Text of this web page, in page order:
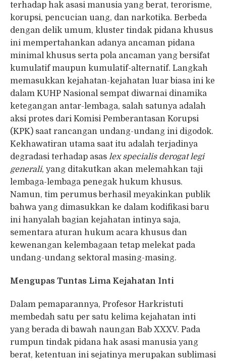
terhadap hak asasi manusia yang berat, terorisme,
korupsi, pencucian uang, dan narkotika. Berbeda
dengan delik umum, kluster tindak pidana khusus
ini mempertahankan adanya ancaman pidana
minimal khusus serta pola ancaman yang bersifat
kumulatif maupun kumulatif-alternatif. Langkah
memasukkan kejahatan-kejahatan luar biasa ini ke
dalam KUHP Nasional sempat diwarnai dinamika
ketegangan antar-lembaga, salah satunya adalah
aksi protes dari Komisi Pemberantasan Korupsi
(KPK) saat rancangan undang-undang ini digodok.
Kekhawatiran utama saat itu adalah terjadinya
degradasi terhadap asas lex specialis derogat legi
generali, yang ditakutkan akan melemahkan taji
lembaga-lembaga penegak hukum khusus.
Namun, tim perumus berhasil meyakinkan publik
bahwa yang dimasukkan ke dalam kodifikasi baru
ini hanyalah bagian kejahatan intinya saja,
sementara aturan hukum acara khusus dan
kewenangan kelembagaan tetap melekat pada
undang-undang sektoral masing-masing.
Mengupas Tuntas Lima Kejahatan Inti
Dalam pemaparannya, Profesor Harkristuti
membedah satu per satu kelima kejahatan inti
yang berada di bawah naungan Bab XXXV. Pada
rumpun tindak pidana hak asasi manusia yang
berat, ketentuan ini sejatinya merupakan sublimasi